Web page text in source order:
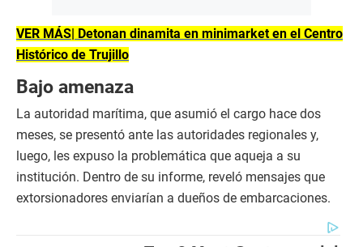
VER MÁS| Detonan dinamita en minimarket en el Centro
Histórico de Trujillo
Bajo amenaza
La autoridad marítima, que asumió el cargo hace dos
meses, se presentó ante las autoridades regionales y,
luego, les expuso la problemática que aqueja a su
institución. Dentro de su informe, reveló mensajes que
extorsionadores enviarían a dueños de embarcaciones.